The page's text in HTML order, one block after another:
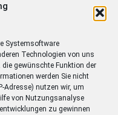
Systemsoftware
Technologien von uns
gewünschte Funktion der
werden Sie nicht
Adresse) nutzen wir, um
von Nutzungsanalyse
zu gewinnen
beendet
zum Normalpreis.
Zuzahlung